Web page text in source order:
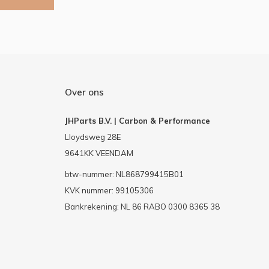
Over ons
JHParts B.V. | Carbon & Performance
Lloydsweg 28E
9641KK VEENDAM
btw-nummer: NL868799415B01
KVK nummer: 99105306
Bankrekening: NL 86 RABO 0300 8365 38